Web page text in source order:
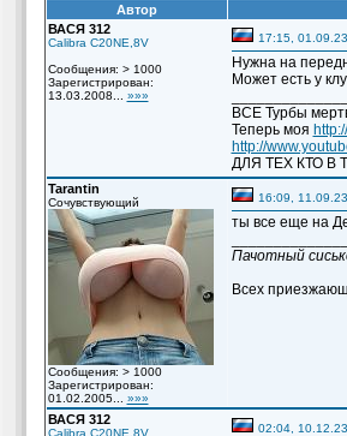
Автор
ВАСЯ 312
Calibra C20NE,8V
Сообщения: > 1000
Зарегистрирован:
13.03.2008... »»»
17:15, 01.09.23
Нужна на
Может есть у
ВСЕ Турбы
Теперь моя
http://
ДЛЯ ТЕХ КТО В
Tarantin
Сочувствующий
Сообщения: > 1000
Зарегистрирован:
01.02.2005... »»»
16:09, 11.09.23
ты все еще на
Пачотный
Всех
ВАСЯ 312
Calibra C20NE,8V
02:04, 10.12.23